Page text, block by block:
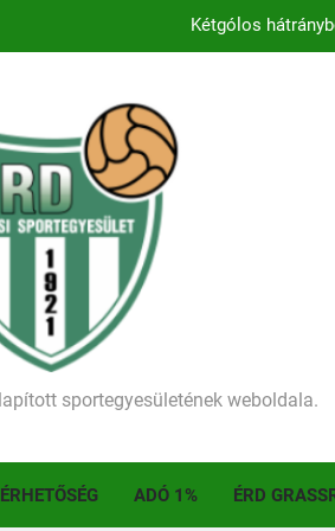
Kezdődik a 2026–2027-es
írt az I. Érdi Football Fesztivál –
visszalépése miatt játék nélkül
Kezdődik a 2026–2027-es
írt az I. Érdi Football Fesztivál –
sportegyesületének weboldala.
ADÓ 1% ÉRD